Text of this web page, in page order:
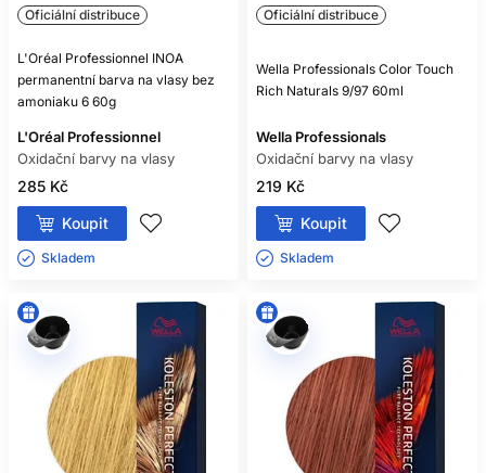
Oficiální distribuce
L'Oréal Professionnel INOA
permanentní barva na vlasy bez
amoniaku 6 60g
L'Oréal Professionnel
Oxidační barvy na vlasy
285 Kč
Koupit
Skladem ㅤ
Oficiální distribuce
Wella Professionals Color Touch
Rich Naturals 9/97 60ml
Wella Professionals
Oxidační barvy na vlasy
219 Kč
Koupit
Skladem ㅤ